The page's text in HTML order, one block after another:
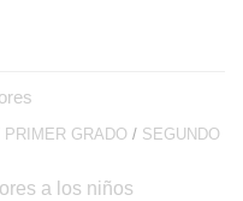
PRIMER GRADO / SEGUNDO
a los niños